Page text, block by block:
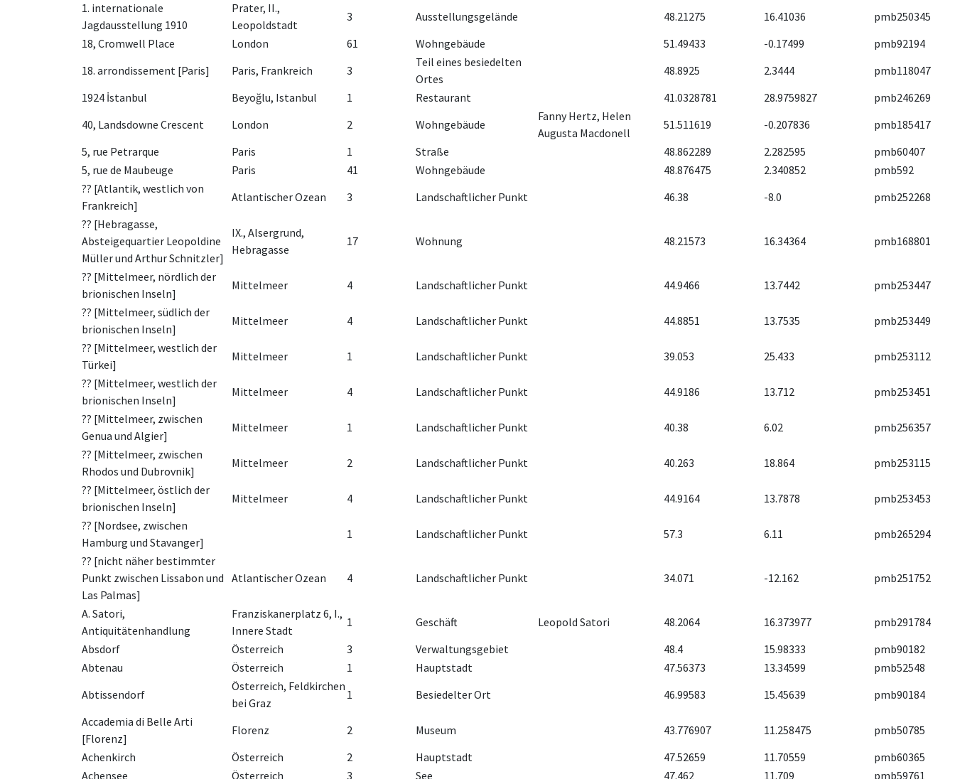
1. internationale
Jagdausstellung 1910
Prater, II.,
Leopoldstadt
3 Ausstellungsgelände 48.21275 16.41036
pmb250345
18, Cromwell Place
London 61 Wohngebäude 51.49433 -0.17499
pmb92194
18. arrondissement [Paris]
Paris, Frankreich 3
Teil eines besiedelten
Ortes
48.8925 2.3444
pmb118047
1924 İstanbul
Beyoğlu, Istanbul 1 Restaurant 41.0328781 28.9759827
pmb246269
40, Landsdowne Crescent
London 2 Wohngebäude
Fanny Hertz, Helen
Augusta Macdonell
51.511619 -0.207836
pmb185417
5, rue Petrarque
Paris 1 Straße 48.862289 2.282595
pmb60407
5, rue de Maubeuge
Paris 41 Wohngebäude 48.876475 2.340852
pmb592
?? [Atlantik, westlich von
Frankreich]
Atlantischer Ozean 3 Landschaftlicher Punkt 46.38 -8.0
pmb252268
?? [Hebragasse,
Absteigequartier Leopoldine
Müller und Arthur Schnitzler]
IX., Alsergrund,
Hebragasse
17 Wohnung 48.21573 16.34364 pmb168801
?? [Mittelmeer, nördlich der
brionischen Inseln]
Mittelmeer 4 Landschaftlicher Punkt 44.9466 13.7442
pmb253447
?? [Mittelmeer, südlich der
brionischen Inseln]
Mittelmeer 4 Landschaftlicher Punkt 44.8851 13.7535
pmb253449
?? [Mittelmeer, westlich der
Türkei]
Mittelmeer 1 Landschaftlicher Punkt 39.053 25.433
pmb253112
?? [Mittelmeer, westlich der
brionischen Inseln]
Mittelmeer 4 Landschaftlicher Punkt 44.9186 13.712
pmb253451
?? [Mittelmeer, zwischen
Genua und Algier]
Mittelmeer 1 Landschaftlicher Punkt 40.38 6.02
pmb256357
?? [Mittelmeer, zwischen
Rhodos und Dubrovnik]
Mittelmeer 2 Landschaftlicher Punkt 40.263 18.864
pmb253115
?? [Mittelmeer, östlich der
brionischen Inseln]
Mittelmeer 4 Landschaftlicher Punkt 44.9164 13.7878
pmb253453
?? [Nordsee, zwischen
Hamburg und Stavanger]
1 Landschaftlicher Punkt 57.3 6.11
pmb265294
?? [nicht näher bestimmter
Punkt zwischen Lissabon und
Las Palmas]
Atlantischer Ozean 4 Landschaftlicher Punkt 34.071 -12.162 pmb251752
A. Satori,
Antiquitätenhandlung
Franziskanerplatz 6, I.,
Innere Stadt
1 Geschäft Leopold Satori 48.2064 16.373977
pmb291784
Absdorf
Österreich 3 Verwaltungsgebiet 48.4 15.98333
pmb90182
Abtenau
Österreich 1 Hauptstadt 47.56373 13.34599
pmb52548
Abtissendorf
Österreich, Feldkirchen
bei Graz
1 Besiedelter Ort 46.99583 15.45639
pmb90184
Accademia di Belle Arti
[Florenz]
Florenz 2 Museum 43.776907 11.258475
pmb50785
Achenkirch
Österreich 2 Hauptstadt 47.52659 11.70559
pmb60365
Achensee
Österreich 3 See 47.462 11.709 pmb59761